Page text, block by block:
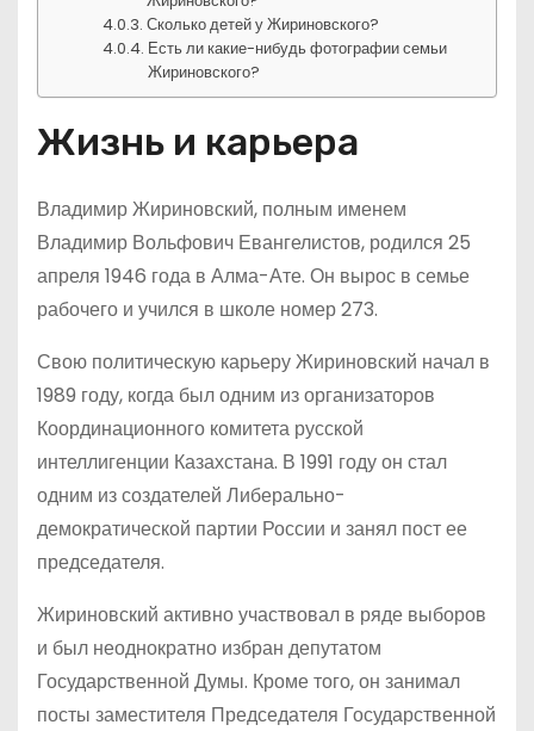
Сколько детей у Жириновского?
Есть ли какие-нибудь фотографии семьи
Жириновского?
Жизнь и карьера
Владимир Жириновский, полным именем
Владимир Вольфович Евангелистов, родился 25
апреля 1946 года в Алма-Ате. Он вырос в семье
рабочего и учился в школе номер 273.
Свою политическую карьеру Жириновский начал в
1989 году, когда был одним из организаторов
Координационного комитета русской
интеллигенции Казахстана. В 1991 году он стал
одним из создателей Либерально-
демократической партии России и занял пост ее
председателя.
Жириновский активно участвовал в ряде выборов
и был неоднократно избран депутатом
Государственной Думы. Кроме того, он занимал
посты заместителя Председателя Государственной